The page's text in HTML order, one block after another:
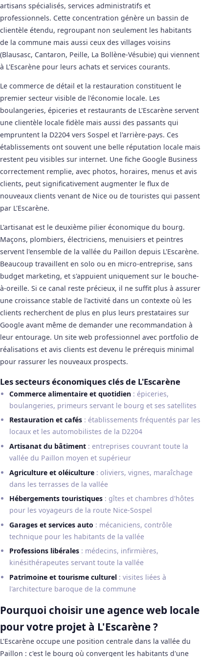
artisans spécialisés, services administratifs et
professionnels. Cette concentration génère un bassin de
clientèle étendu, regroupant non seulement les habitants
de la commune mais aussi ceux des villages voisins
(Blausasc, Cantaron, Peille, La Bollène-Vésubie) qui viennent
à L'Escarène pour leurs achats et services courants.
Le commerce de détail et la restauration constituent le
premier secteur visible de l'économie locale. Les
boulangeries, épiceries et restaurants de L'Escarène servent
une clientèle locale fidèle mais aussi des passants qui
empruntent la D2204 vers Sospel et l'arrière-pays. Ces
établissements ont souvent une belle réputation locale mais
restent peu visibles sur internet. Une fiche Google Business
correctement remplie, avec photos, horaires, menus et avis
clients, peut significativement augmenter le flux de
nouveaux clients venant de Nice ou de touristes qui passent
par L'Escarène.
L'artisanat est le deuxième pilier économique du bourg.
Maçons, plombiers, électriciens, menuisiers et peintres
servent l'ensemble de la vallée du Paillon depuis L'Escarène.
Beaucoup travaillent en solo ou en micro-entreprise, sans
budget marketing, et s'appuient uniquement sur le bouche-
à-oreille. Si ce canal reste précieux, il ne suffit plus à assurer
une croissance stable de l'activité dans un contexte où les
clients recherchent de plus en plus leurs prestataires sur
Google avant même de demander une recommandation à
leur entourage. Un site web professionnel avec portfolio de
réalisations et avis clients est devenu le prérequis minimal
pour rassurer les nouveaux prospects.
Les secteurs économiques clés de L'Escarène
Commerce alimentaire et quotidien : épiceries,
boulangeries, primeurs servant le bourg et ses satellites
Restauration et cafés : établissements fréquentés par les
locaux et les automobilistes de la D2204
Artisanat du bâtiment : entreprises couvrant toute la
vallée du Paillon moyen et supérieur
Agriculture et oléiculture : oliviers, vignes, maraîchage
dans les terrasses de la vallée
Hébergements touristiques : gîtes et chambres d'hôtes
pour les voyageurs de la route Nice-Sospel
Garages et services auto : mécaniciens, contrôle
technique pour les habitants de la vallée
Professions libérales : médecins, infirmières,
kinésithérapeutes servant toute la vallée
Patrimoine et tourisme culturel : visites liées à
l'architecture baroque de la commune
Pourquoi choisir une agence web locale
pour votre projet à L'Escarène ?
L'Escarène occupe une position centrale dans la vallée du
Paillon : c'est le bourg où convergent les habitants d'une